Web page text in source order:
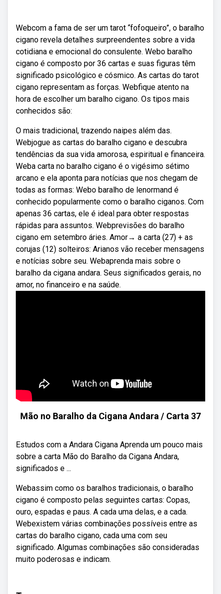
Webcom a fama de ser um tarot “fofoqueiro”, o baralho
cigano revela detalhes surpreendentes sobre a vida
cotidiana e emocional do consulente. Webo baralho
cigano é composto por 36 cartas e suas figuras têm
significado psicológico e cósmico. As cartas do tarot
cigano representam as forças. Webfique atento na
hora de escolher um baralho cigano. Os tipos mais
conhecidos são:
O mais tradicional, trazendo naipes além das.
Webjogue as cartas do baralho cigano e descubra
tendências da sua vida amorosa, espiritual e financeira.
Weba carta no baralho cigano é o vigésimo sétimo
arcano e ela aponta para notícias que nos chegam de
todas as formas: Webo baralho de lenormand é
conhecido popularmente como o baralho ciganos. Com
apenas 36 cartas, ele é ideal para obter respostas
rápidas para assuntos. Webprevisões do baralho
cigano em setembro áries. Amor→ a carta (27) + as
corujas (12) solteiros: Arianos vão receber mensagens
e notícias sobre seu. Webaprenda mais sobre o
baralho da cigana andara. Seus significados gerais, no
amor, no financeiro e na saúde.
Mão no Baralho da Cigana Andara / Carta 37
Estudos com a Andara Cigana Aprenda um pouco mais
sobre a carta Mão do Baralho da Cigana Andara,
significados e ...
Webassim como os baralhos tradicionais, o baralho
cigano é composto pelas seguintes cartas: Copas,
ouro, espadas e paus. A cada uma delas, e a cada.
Webexistem várias combinações possíveis entre as
cartas do baralho cigano, cada uma com seu
significado. Algumas combinações são consideradas
muito poderosas e indicam.